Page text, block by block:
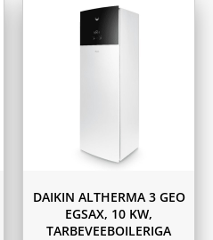
DAIKIN ALTHERMA 3 GEO
EGSAX, 10 KW,
TARBEVEEBOILERIGA